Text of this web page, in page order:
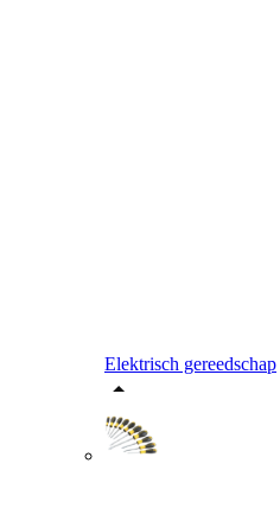
Elektrisch gereedschap